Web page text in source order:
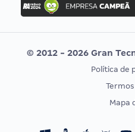
Concurso MPU
Editais publicados
CONCURSOS POR PROFISSÃO
Concursos Fiscais
© 2012 - 2026 Gran
Política de
Mapa